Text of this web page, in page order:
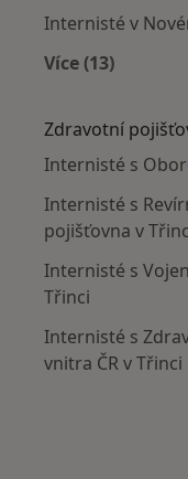
Internisté v
Více (13)
Zdravotní
Internisté s
Internisté s
pojišťovna v
Internisté s
Třinci
Internisté s
vnitra ČR v Třinci